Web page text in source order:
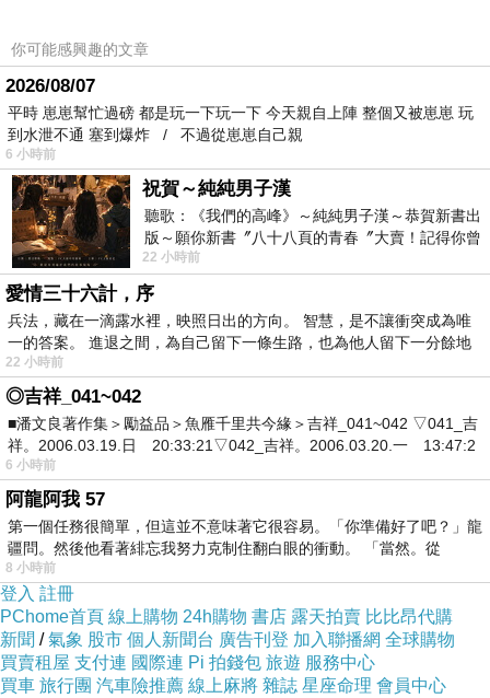
上一篇：日本動畫：フルーツバスケット(Fruits Basket)
下一篇：
新聞台Blog小天使
你可能感興趣的文章
2026/08/07
平時 崽崽幫忙過磅 都是玩一下玩一下 今天親自上陣 整個又被崽崽 玩
到水泄不通 塞到爆炸 / 不過從崽崽自己親
6 小時前
祝賀～純純男子漢
聽歌：《我們的高峰》～純純男子漢～恭賀新書出
版～願你新書〞八十八頁的青春〞大賣！記得你曾
經在我的版留言…「好讚的圖^^感覺大家
22 小時前
愛情三十六計，序
兵法，藏在一滴露水裡，映照日出的方向。 智慧，是不讓衝突成為唯
一的答案。 進退之間，為自己留下一條生路，也為他人留下一分餘地
22 小時前
◎吉祥_041~042
■潘文良著作集＞勵益品＞魚雁千里共今緣＞吉祥_041~042 ▽041_吉
祥。2006.03.19.日 20:33:21▽042_吉祥。2006.03.20.一 13:47:2
6 小時前
阿龍阿我 57
第一個任務很簡單，但這並不意味著它很容易。「你準備好了吧？」龍
疆問。然後他看著緋忘我努力克制住翻白眼的衝動。 「當然。從
8 小時前
登入 註冊
PChome首頁 線上購物 24h購物 書店 露天拍賣 比比昂代購
新聞 /氣象 股市 個人新聞台 廣告刊登 加入聯播網 全球購物
買賣租屋 支付連 國際連 Pi 拍錢包 旅遊 服務中心
買車 旅行團 汽車險推薦 線上麻將 雜誌 星座命理 會員中心